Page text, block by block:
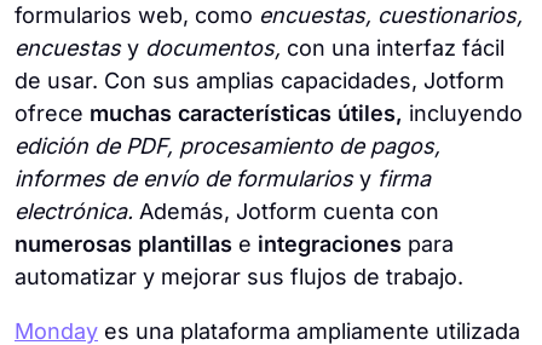
formularios web, como encuestas, cuestionarios,
encuestasy documentos, con una interfaz fácil
de usar. Con sus amplias capacidades, Jotform
ofrece muchas características útiles, incluyendo
edición de PDF, procesamiento de pagos,
informes de envío de formulariosy firma
electrónica. Además, Jotform cuenta con
numerosas plantillas e integraciones para
automatizar y mejorar sus flujos de trabajo.
Monday es una plataforma ampliamente utilizada